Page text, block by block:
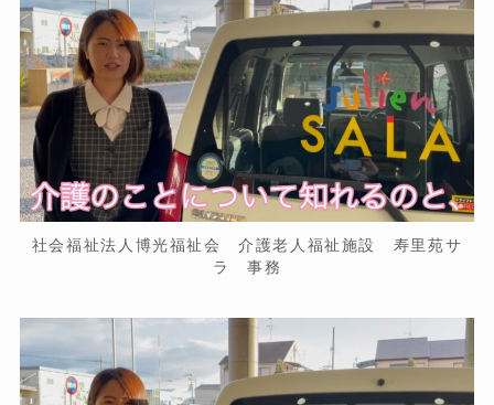
社会福祉法人博光福祉会 介護老人福祉施設 寿里苑サ
ラ 事務